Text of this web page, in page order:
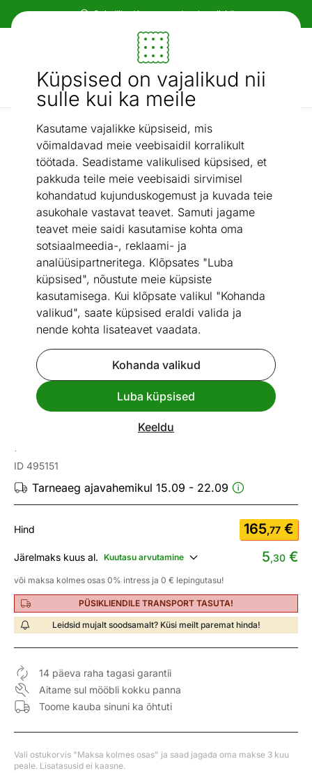
Küpsised on vajalikud nii
sulle kui ka meile
Kasutame vajalikke küpsiseid, mis
võimaldavad meie veebisaidil korralikult
töötada. Seadistame valikulised küpsised, et
pakkuda teile meie veebisaidi sirvimisel
kohandatud kujunduskogemust ja kuvada teie
asukohale vastavat teavet. Samuti jagame
teavet meie saidi kasutamise kohta oma
sotsiaalmeedia-, reklaami- ja
analüüsipartneritega. Klõpsates "Luba
küpsised", nõustute meie küpsiste
kasutamisega. Kui klõpsate valikul "Kohanda
valikud", saate küpsised eraldi valida ja
nende kohta lisateavet vaadata.
Kohanda valikud
Luba küpsised
Keeldu
Paindlikud ja mugavad makseviisid!
Mööbel ja sisustus - ON24
Otsi...
AI otsing
Kandiline / Diivanilaud Wild
Go to slide 8
Vaata sarnaseid
Diivanilaud Wild
ID 495151
Tarneaeg ajavahemikul 15.09 - 22.09
Hind 165,77 €
Järelmaks kuus al. Kuutasu arvutamine 5,30 €
või maksa kolmes osas 0% intress ja 0 € lepingutasu!
PÜSIKLIENDILE TRANSPORT TASUTA!
Leidsid mujalt soodsamalt? Küsi meilt paremat hinda!
14 päeva raha tagasi garantii
Aitame sul mööbli kokku panna
Toome kauba sinuni ka õhtuti
Vali ostukorvis "Maksa kolmes osas" ja saad jagada oma makse 3 kuu
peale. Lisatasusid ei kaasne.